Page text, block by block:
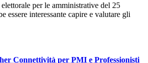
per le amministrative del 25
essere interessante capire e valutare gli
Connettività per PMI e Professionisti